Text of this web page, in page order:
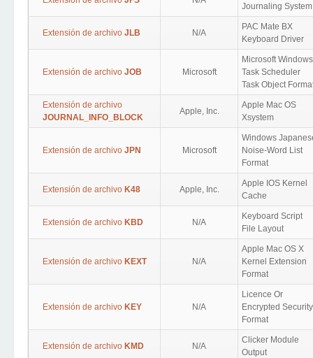
Journaling System
Extensión de archivo JLB N/A
PAC Mate BX
Keyboard Driver
Extensión de archivo JOB Microsoft
Microsoft Windows
Task Scheduler
Task Object
Extensión de archivo
JOURNAL_INFO_BLOCK
Apple, Inc.
Apple Mac OS
Xsystem
Extensión de archivo JPN Microsoft
Windows
Noise-Word List
Format
Extensión de archivo K48 Apple, Inc.
Apple IOS Kernel
Cache
Extensión de archivo KBD N/A
Keyboard Script
File Layout
Extensión de archivo KEXT N/A
Apple Mac OS X
Kernel Extension
Format
Extensión de archivo KEY N/A
Licence Or
Encrypted Security
Format
Extensión de archivo KMD N/A
Clicker Module
Output